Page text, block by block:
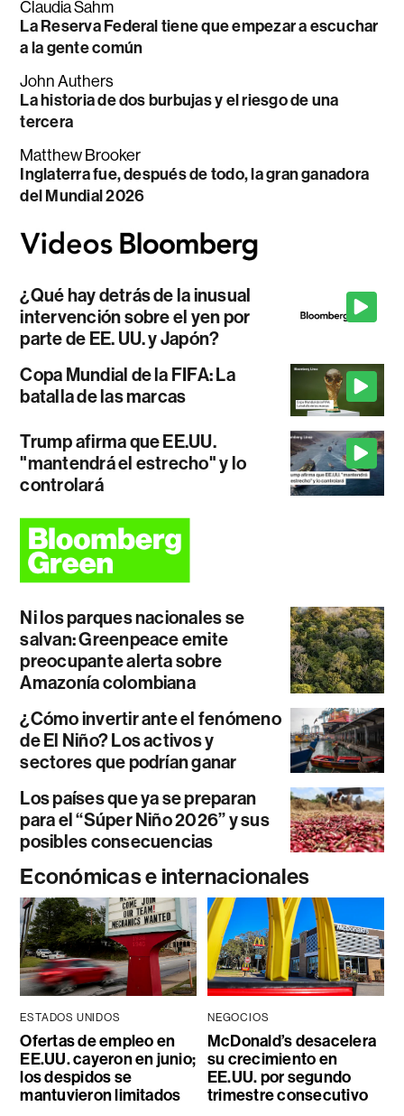
Claudia Sahm
La Reserva Federal tiene que empezar a escuchar
a la gente común
John Authers
La historia de dos burbujas y el riesgo de una
tercera
Matthew Brooker
Inglaterra fue, después de todo, la gran ganadora
del Mundial 2026
¿Qué hay detrás de la inusual
intervención sobre el yen por
parte de EE. UU. y Japón?
Copa Mundial de la FIFA: La
batalla de las marcas
Trump afirma que EE.UU.
"mantendrá el estrecho" y lo
controlará
Ni los parques nacionales se
salvan: Greenpeace emite
preocupante alerta sobre
Amazonía colombiana
¿Cómo invertir ante el fenómeno
de El Niño? Los activos y
sectores que podrían ganar
Los países que ya se preparan
para el “Súper Niño 2026” y sus
posibles consecuencias
Económicas e internacionales
ESTADOS UNIDOS
Ofertas de empleo en
EE.UU. cayeron en junio;
los despidos se
mantuvieron limitados
NEGOCIOS
McDonald’s desacelera
su crecimiento en
EE.UU. por segundo
trimestre consecutivo